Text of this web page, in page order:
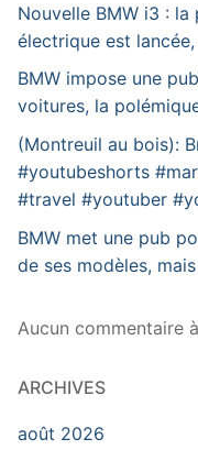
Nouvelle BMW i3 :
électrique est
BMW impose une
voitures, la
(Montreuil au bois):
#youtubeshorts
#travel #youtuber
BMW met une pub
de ses modèles,
Aucun commentaire
ARCHIVES
août 2026